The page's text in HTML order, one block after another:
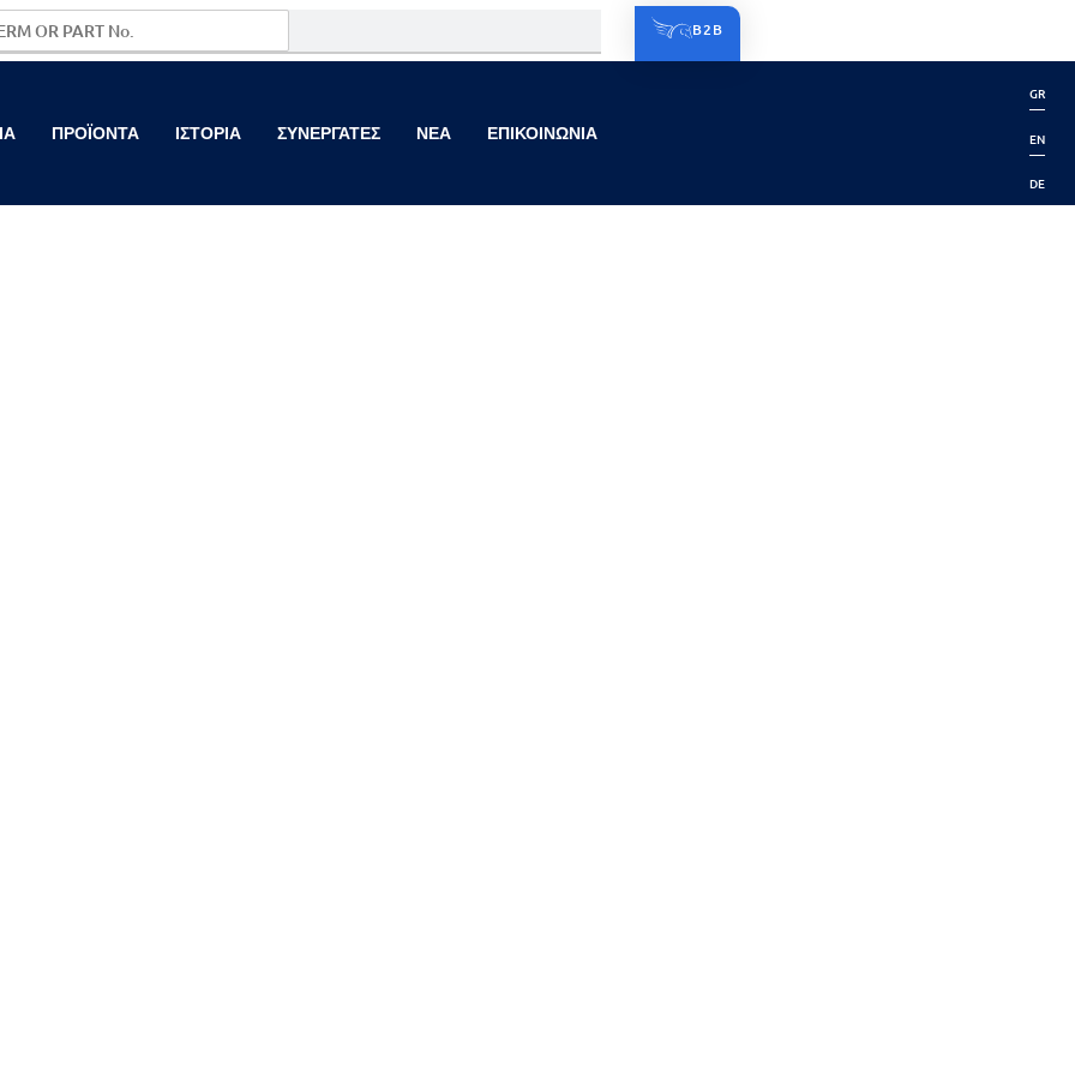
B2B
ΠΡΟΪΟΝΤΑ ΙΣΤΟΡΙΑ ΣΥΝΕΡΓΑΤΕΣ NEA ΕΠΙΚΟΙΝΩΝΙΑ
GR
EN
DE